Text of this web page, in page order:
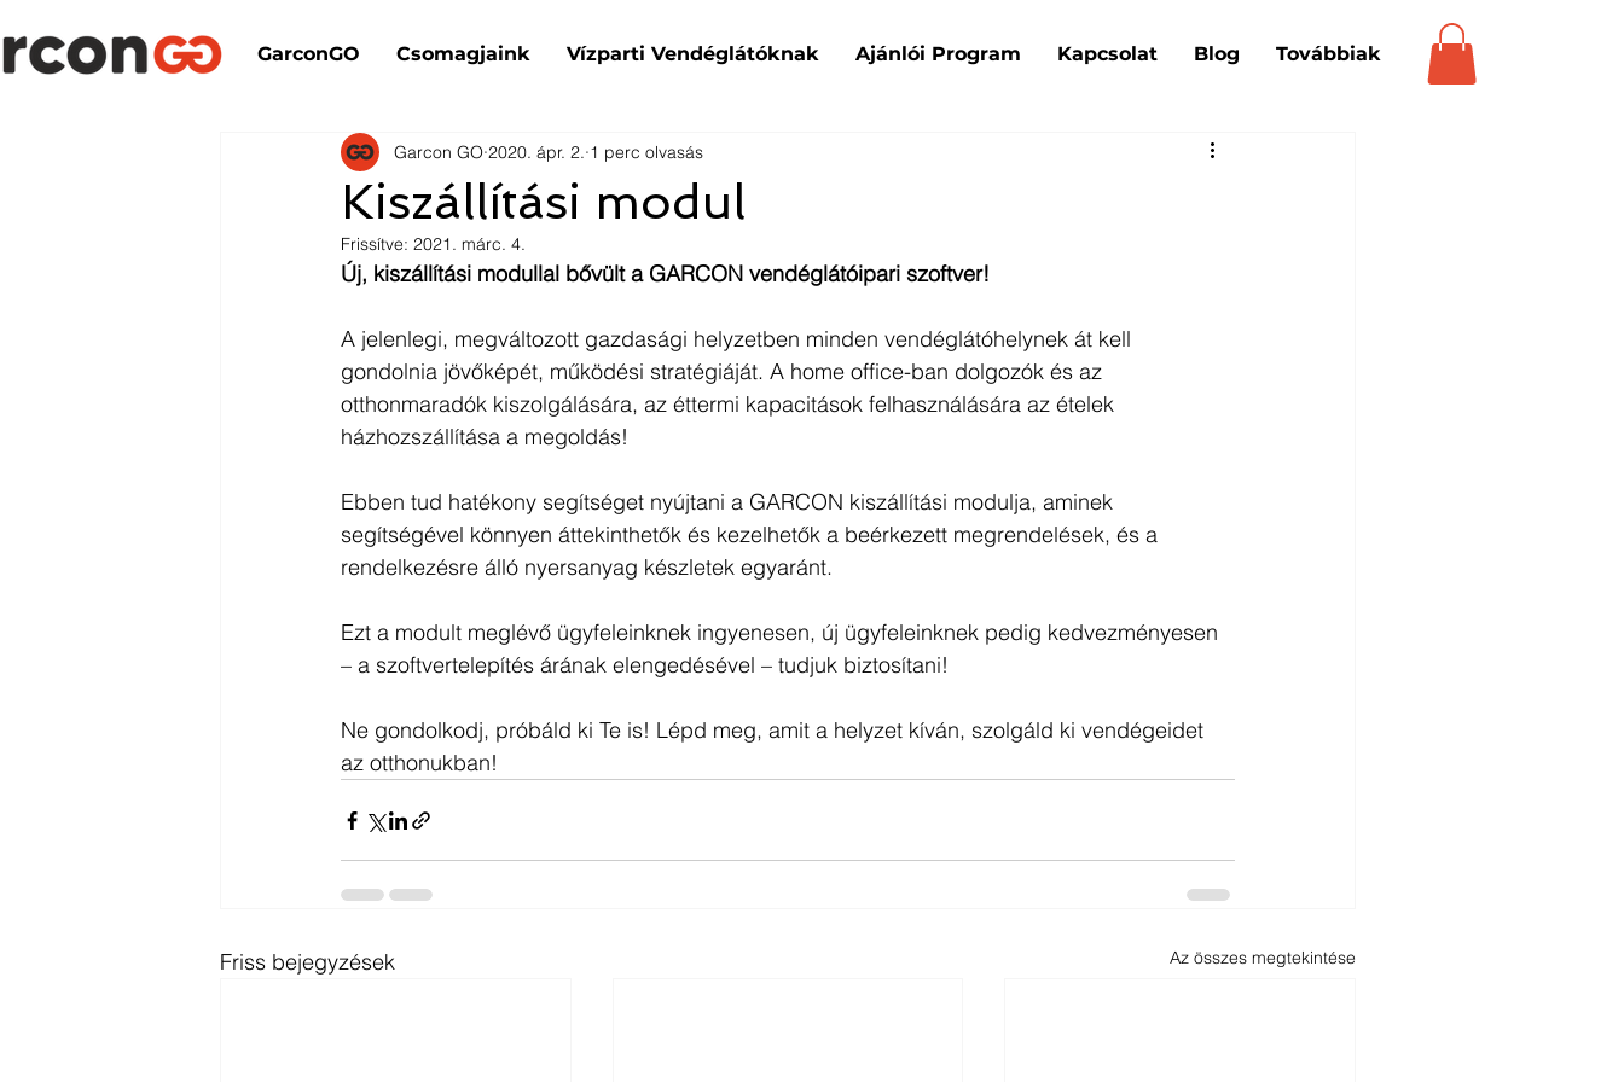
GarconGO Csomagjaink Vízparti Vendéglátóknak Ajánlói Program Kapcsolat Blog Továbbiak
Kiszállítási modul
Garcon GO 2020. ápr. 2. 1 perc olvasás
Frissítve: 2021. márc. 4.
Új, kiszállítási modullal bővült a GARCON vendéglátóipari szoftver!
A jelenlegi, megváltozott gazdasági helyzetben minden vendéglátóhelynek át kell
gondolnia jövőképét, működési stratégiáját. A home office-ban dolgozók és az
otthonmaradók kiszolgálására, az éttermi kapacitások felhasználására az ételek
házhozszállítása a megoldás!
Ebben tud hatékony segítséget nyújtani a GARCON kiszállítási modulja, aminek
segítségével könnyen áttekinthetők és kezelhetők a beérkezett megrendelések, és a
rendelkezésre álló nyersanyag készletek egyaránt.
Ezt a modult meglévő ügyfeleinknek ingyenesen, új ügyfeleinknek pedig kedvezményesen
– a szoftvertelepítés árának elengedésével – tudjuk biztosítani!
Ne gondolkodj, próbáld ki Te is! Lépd meg, amit a helyzet kíván, szolgáld ki vendégeidet
az otthonukban!
Friss bejegyzések Az összes megtekintése